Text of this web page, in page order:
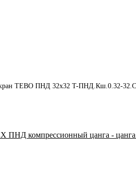
TEBO ПНД 32x32 T-ПНД.Кш.0.32-